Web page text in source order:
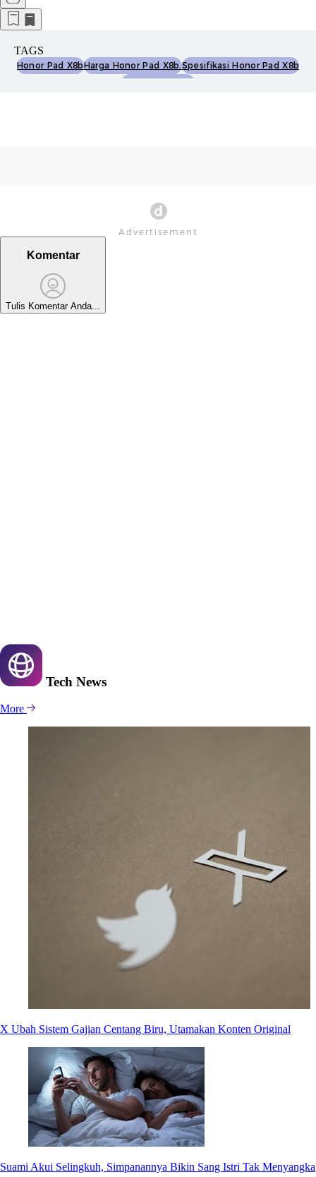
TAGS
Honor Pad X8bHarga Honor Pad X8b.Spesifikasi Honor Pad X8b
Komentar
Tulis Komentar Anda...
Tech News
More
X Ubah Sistem Gajian Centang Biru, Utamakan Konten Original
Suami Akui Selingkuh, Simpanannya Bikin Sang Istri Tak Menyangka